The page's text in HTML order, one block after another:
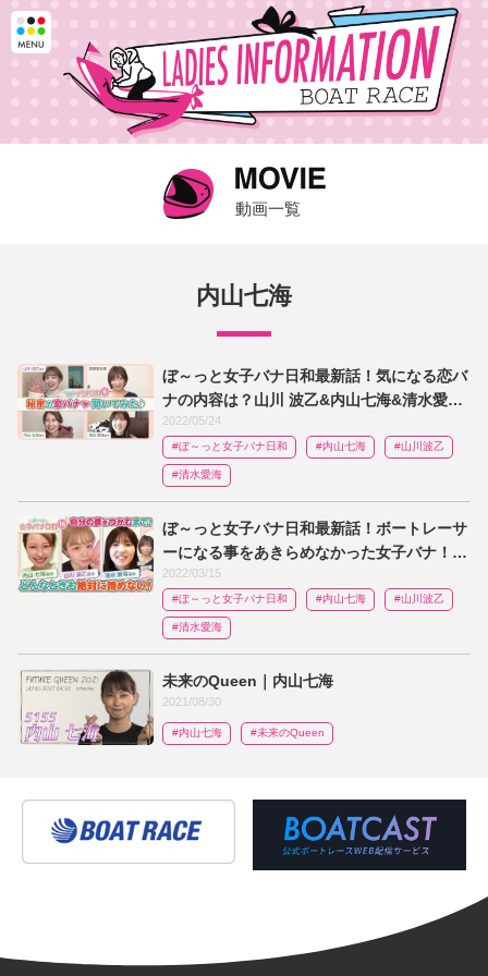
動画一覧
内山七海
ぼ～っと女子バナ日和最新話！気になる恋バ
ナの内容は？山川 波乙&内山七海&清水愛海|
ちょいバナ日和#6
2022/05/24
#ぼ～っと女子バナ日和 #内山七海 #山川波乙
#清水愛海
ぼ～っと女子バナ日和最新話！ボートレーサ
ーになる事をあきらめなかった女子バナ！！
山川 波乙・内山七海・清水愛海#16
2022/03/15
#ぼ～っと女子バナ日和 #内山七海 #山川波乙
#清水愛海
未来のQueen｜内山七海
2021/08/30
#内山七海 #未来のQueen